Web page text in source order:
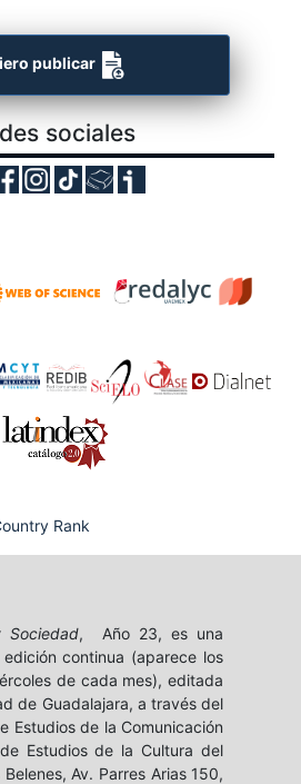
publicar
sociales
Sociedad, Año 23, es una
continua (aparece los
de cada mes), editada
de Guadalajara, a través del
Estudios de la Comunicación
Estudios de la Cultura del
Belenes, Av. Parres Arias 150,